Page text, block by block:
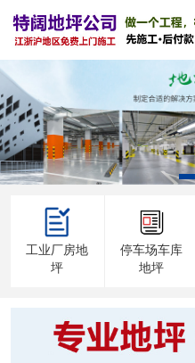
工业厂房地
坪
停车场车库
地坪